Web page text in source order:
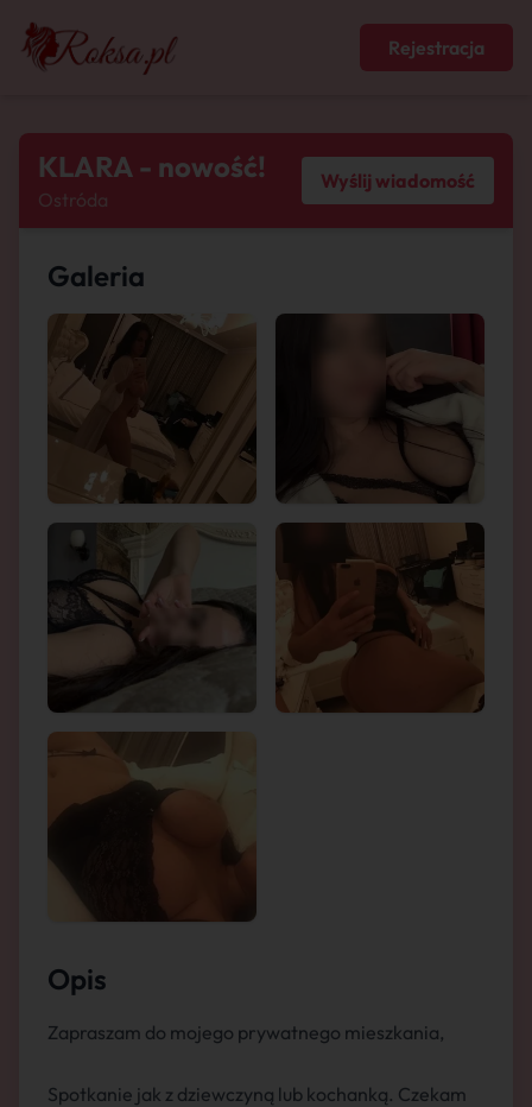
Rejestracja
KLARA - nowość!
Ostróda
Wyślij wiadomość
Galeria
Opis
Zapraszam do mojego prywatnego mieszkania,
Spotkanie jak z dziewczyną lub kochanką. Czekam